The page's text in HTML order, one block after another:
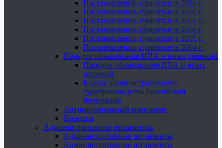
Постановления, принятые в 2010 г.
Постановления, принятые в 2009 г.
Постановления, принятые в 2007 г.
Постановления, принятые в 2006 г.
Постановления, принятые в 2005 г.
Постановления, принятые в 2004 г.
Порядок обжалования НПА и иных решений
Порядок обжалования НПА и иных
решений
Кодекс административного
судопроизводства Российской
Федерации
Антимонопольный комплаенс
Проекты
Административные регламенты
Административные регламенты
Административные регламенты